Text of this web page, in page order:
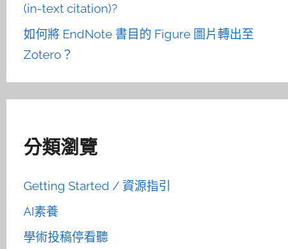
(in-text citation)?
如何將 EndNote 書目的 Figure 圖片轉出至
Zotero？
分類瀏覽
Getting Started / 資源指引
AI素養
學術投稿停看聽